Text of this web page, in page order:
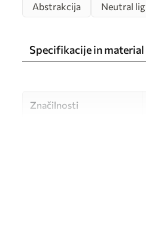
Abstrakcija Neutral
Specifikacije in material
Značilnosti